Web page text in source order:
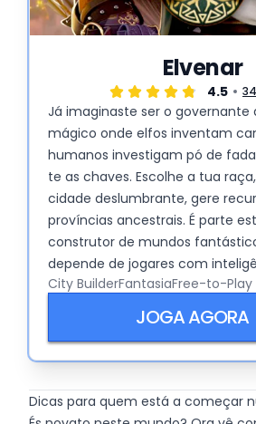
Elvenar
4.5
Já imaginaste ser o governante
mágico onde elfos inventam
humanos investigam pó de
te as chaves. Escolhe a tua
cidade deslumbrante, gere
províncias ancestrais. É parte
construtor de mundos
depende de jogares com
do tempo.
City BuilderFantasiaFree-to-Play
JOGA AGORA
Dicas para quem está a começar